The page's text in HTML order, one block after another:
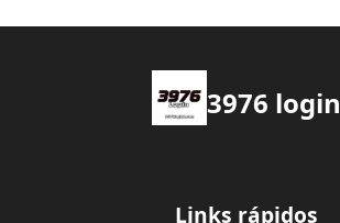
3976 login
Links rápidos